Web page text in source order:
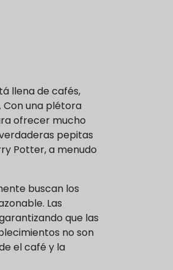
llena de cafés,
Con una plétora
ofrecer mucho
pepitas
Potter, a menudo
buscan los
Las
que las
no son
el café y la